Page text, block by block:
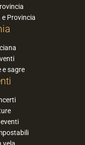
Provincia
e sagre